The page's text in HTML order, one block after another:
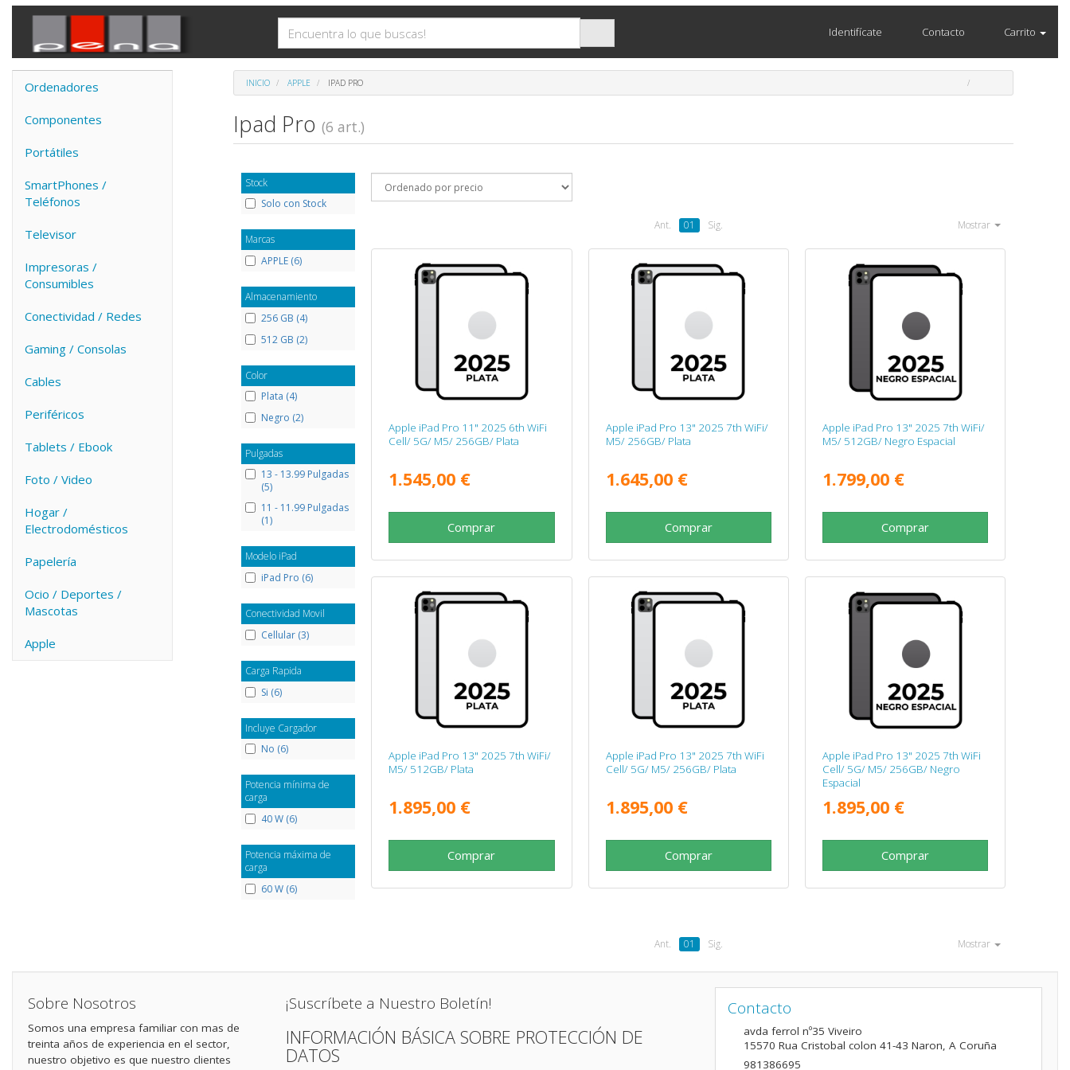
Identifícate Contacto Carrito
Ordenadores
Componentes
Portátiles
SmartPhones /
Teléfonos
Televisor
Impresoras /
Consumibles
Conectividad / Redes
Gaming / Consolas
Cables
Periféricos
Tablets / Ebook
Foto / Video
Hogar /
Electrodomésticos
Papelería
Ocio / Deportes /
Mascotas
Apple
INICIO APPLE IPAD PRO
Ipad Pro (6 art.)
Stock
Solo con Stock
Marcas
APPLE (6)
Almacenamiento
256 GB (4)
512 GB (2)
Color
Plata (4)
Negro (2)
Pulgadas
13 - 13.99 Pulgadas
(5)
11 - 11.99 Pulgadas
(1)
Modelo iPad
iPad Pro (6)
Conectividad Movil
Cellular (3)
Carga Rapida
Si (6)
Incluye Cargador
No (6)
Potencia mínima de
carga
40 W (6)
Potencia máxima de
carga
60 W (6)
Ant. 01 Sig. Mostrar
Apple iPad Pro 11" 2025 6th WiFi
Cell/ 5G/ M5/ 256GB/ Plata
1.545,00 €
Comprar
Apple iPad Pro 13" 2025 7th WiFi/
M5/ 256GB/ Plata
1.645,00 €
Comprar
Apple iPad Pro 13" 2025 7th WiFi/
M5/ 512GB/ Negro Espacial
1.799,00 €
Comprar
Apple iPad Pro 13" 2025 7th WiFi/
M5/ 512GB/ Plata
1.895,00 €
Comprar
Apple iPad Pro 13" 2025 7th WiFi
Cell/ 5G/ M5/ 256GB/ Plata
1.895,00 €
Comprar
Apple iPad Pro 13" 2025 7th WiFi
Cell/ 5G/ M5/ 256GB/ Negro
Espacial
1.895,00 €
Comprar
Ant. 01 Sig. Mostrar
Sobre Nosotros
Somos una empresa familiar con mas de
treinta años de experiencia en el sector,
nuestro objetivo es que nuestro clientes
¡Suscríbete a Nuestro Boletín!
INFORMACIÓN BÁSICA SOBRE PROTECCIÓN DE
DATOS
Contacto
avda ferrol nº35 Viveiro
15570 Rua Cristobal colon 41-43 Naron, A Coruña
981386695